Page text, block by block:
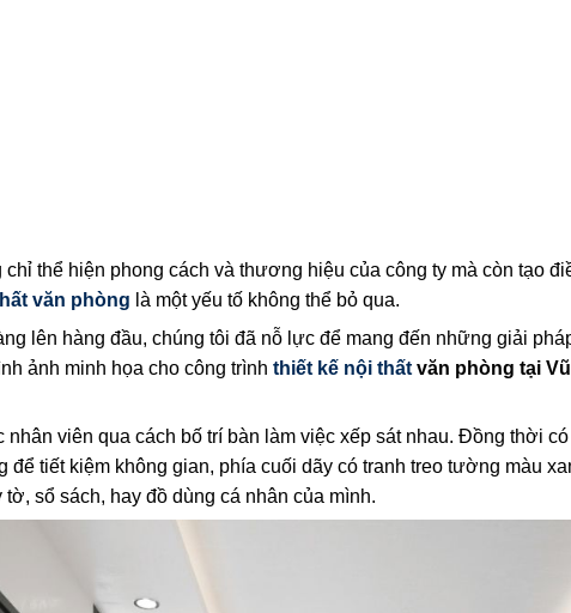
thể hiện phong cách và thương hiệu của công ty mà còn tạo
văn phòng là một yếu tố không thể bỏ qua.
lên hàng đầu, chúng tôi đã nỗ lực để mang đến những giải
ảnh minh họa cho công trình thiết kế nội thấtvăn phòng tại
viên qua cách bố trí bàn làm việc xếp sát nhau. Đồng thời
tiết kiệm không gian, phía cuối dãy có tranh treo tường màu
sổ sách, hay đồ dùng cá nhân của mình.